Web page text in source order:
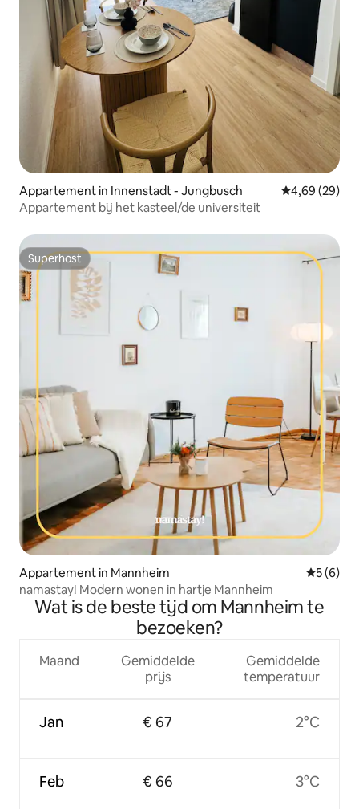
Appartement in Innenstadt - Jungbusch Gemiddelde
4,69 (29)
Appartement bij het kasteel/de universiteit
Superhost
Superhost
Appartement in Mannheim
5 (6)
namastay! Modern wonen in hartje Mannheim
Wat is de beste tijd om Mannheim te
bezoeken?
Maand
Jan
Feb
Gemiddelde
prijs
€ 67
€ 66
Gemiddelde
temperatuur
2°C
3°C